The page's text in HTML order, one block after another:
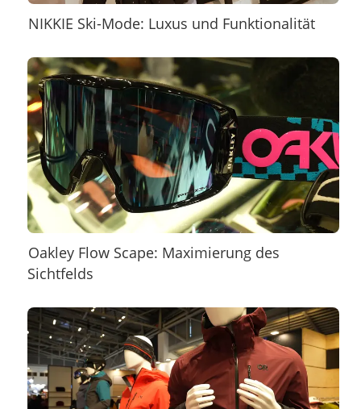
NIKKIE Ski-Mode: Luxus und Funktionalität
Oakley Flow Scape: Maximierung des
Sichtfelds